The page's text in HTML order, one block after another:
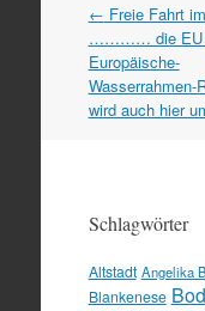
Artikel
Navigation
← Freie Fahrt
………… die EU
Europäische-
Wasserrahmen-
wird auch hier
Schlagwörter
Altstadt Angelika
Blankenese